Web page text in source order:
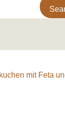
mit Feta